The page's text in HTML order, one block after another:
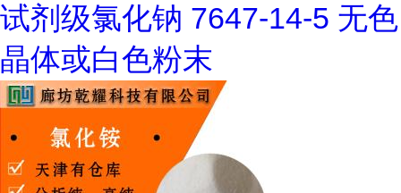
试剂级氯化钠 7647-14-5 无色
晶体或白色粉末